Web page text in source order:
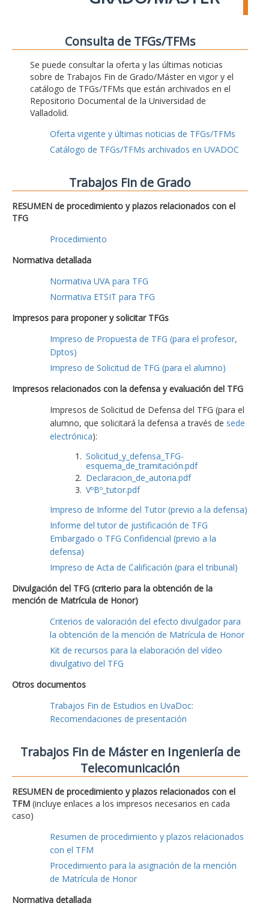
Consulta de TFGs/TFMs
Se puede consultar la oferta y las últimas noticias
sobre de Trabajos Fin de Grado/Máster en vigor y el
catálogo de TFGs/TFMs que están archivados en el
Repositorio Documental de la Universidad de
Valladolid.
Oferta vigente y últimas noticias de TFGs/TFMs
Catálogo de TFGs/TFMs archivados en UVADOC
Trabajos Fin de Grado
RESUMEN de procedimiento y plazos relacionados con el
TFG
Procedimiento
Normativa detallada
Normativa UVA para TFG
Normativa ETSIT para TFG
Impresos para proponer y solicitar TFGs
Impreso de Propuesta de TFG (para el profesor,
Dptos)
Impreso de Solicitud de TFG (para el alumno)
Impresos relacionados con la defensa y evaluación del TFG
Impresos de Solicitud de Defensa del TFG (para el
alumno, que solicitará la defensa a través de sede
electrónica):
Solicitud_y_defensa_TFG-
esquema_de_tramitación.pdf
Declaracion_de_autoria.pdf
VºBº_tutor.pdf
Impreso de Informe del Tutor (previo a la defensa)
Informe del tutor de justificación de TFG
Embargado o TFG Confidencial (previo a la
defensa)
Impreso de Acta de Calificación (para el tribunal)
Divulgación del TFG (criterio para la obtención de la
mención de Matrícula de Honor)
Criterios de valoración del efecto divulgador para
la obtención de la mención de Matrícula de Honor
Kit de recursos para la elaboración del vídeo
divulgativo del TFG
Otros documentos
Trabajos Fin de Estudios en UvaDoc:
Recomendaciones de presentación
Trabajos Fin de Máster en Ingeniería de
Telecomunicación
RESUMEN de procedimiento y plazos relacionados con el
TFM (incluye enlaces a los impresos necesarios en cada
caso)
Resumen de procedimiento y plazos relacionados
con el TFM
Procedimiento para la asignación de la mención
de Matrícula de Honor
Normativa detallada